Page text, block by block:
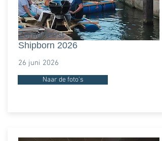
Zomerfeest
Shipborn 2026
26 juni 2026
Naar de foto's